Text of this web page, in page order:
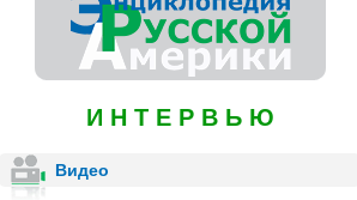
И Н Т Е Р В Ь Ю
Видео